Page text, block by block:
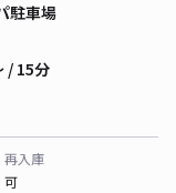
駐車場
/ 15分
再入庫
可